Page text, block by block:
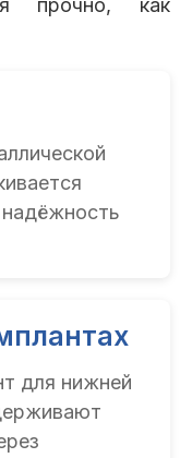
прочно, как
для нижней